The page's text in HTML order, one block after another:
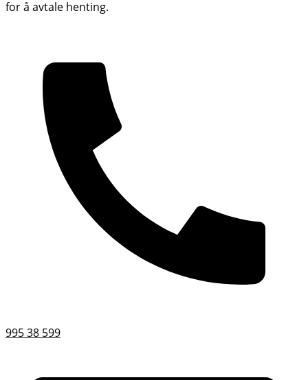
for å avtale henting.
995 38 599